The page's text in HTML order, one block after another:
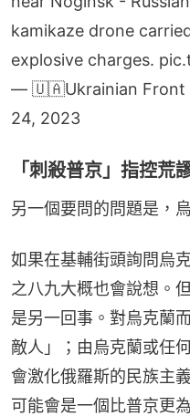
kamikaze drone
explosive charges.
— 🇺🇦Ukrainian Front
24, 2023
「刺殺普京」指控荒
另一個要問的問題是，
如果在基輔街頭詢問烏
之八九大概也會說想。
是另一回事。對烏克蘭
敵人」；由烏克蘭或任
會激化俄羅斯的民族主
可能會是一個比普京更